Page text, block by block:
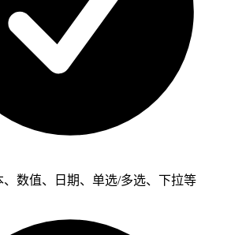
、数值、日期、单选/多选、下拉等